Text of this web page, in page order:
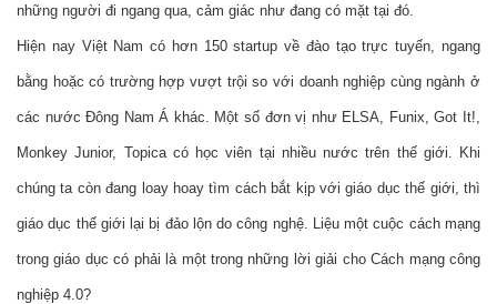
những người đi ngang qua, cảm giác như đang có mặt tại đó.
Hiện nay Việt Nam có hơn 150 startup về đào tạo trực tuyến, ngang
bằng hoặc có trường hợp vượt trội so với doanh nghiệp cùng ngành ở
các nước Đông Nam Á khác. Một số đơn vị như ELSA, Funix, Got It!,
Monkey Junior, Topica có học viên tại nhiều nước trên thế giới. Khi
chúng ta còn đang loay hoay tìm cách bắt kịp với giáo dục thế giới, thì
giáo dục thế giới lại bị đảo lộn do công nghệ. Liệu một cuộc cách mạng
trong giáo dục có phải là một trong những lời giải cho Cách mạng công
nghiệp 4.0?